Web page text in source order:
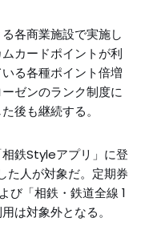
各商業施設で実施し
カードポイントが利
る各種ポイント倍増
ゼンのランク制度に
後も継続する。
相鉄Styleアプリ」に登
た人が対象だ。定期券
び「相鉄・鉄道全線 1
は対象外となる。